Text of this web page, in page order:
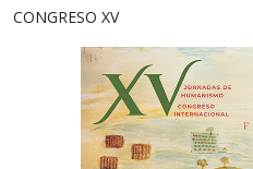
CONGRESO XV